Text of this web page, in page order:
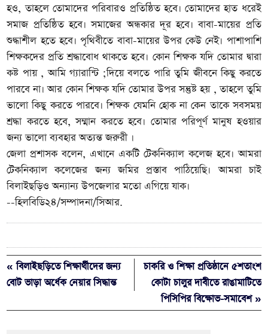
হও, তাহলে তোমাদের পরিবারও প্রতিষ্ঠিত হবে। তোমাদের হাত ধরেই
সমাজ প্রতিষ্ঠিত হবে। সমাজের অন্ধকার দূর হবে। বাবা-মায়ের প্রতি
শুদ্ধাশীল হতে হবে। পৃথিবীতে বাবা-মায়ের উপর কেউ নেই। পাশাপাশি
শিক্ষকদের প্রতি শ্রদ্ধাবোধ থাকতে হবে। কোন শিক্ষক যদি তোমার দ্বারা
কষ্ট পায় , আমি গ্যারান্টি ;দিয়ে বলতে পারি তুমি জীবনে কিছু করতে
পারবে না। আর কোন শিক্ষক যদি তোমার উপর সন্তুষ্ট হয় , তাহলে তুমি
ভালো কিছু করতে পারবে। শিক্ষক যেমনি হোক না কেন তাকে সবসময়
শ্রদ্ধা করতে হবে, সম্মান করতে হবে। তোমার পরিপূর্ণ মানুষ হওয়ার
জন্য ভালো ব্যবহার অত্যন্ত জরুরী ।
জেলা প্রশাসক বলেন, এখানে একটি টেকনিক্যাল কলেজ হবে। আমরা
টেকনিক্যাল কলেজের জন্য জমির প্রস্তাব পাঠিয়েছি। আমরা চাই
বিলাইছড়িও অন্যান্য উপজেলার মতো এগিয়ে যাক।
--হিলবিডি২৪/সম্পাদনা/সিআর.
« বিলাইছড়িতে শিক্ষার্থীদের জন্য
বোট ভাড়া অর্ধেক নেয়ার সিদ্ধান্ত
চাকরি ও শিক্ষা প্রতিষ্ঠানে ৫শতাংশ
কোটা চালুর দাবীতে রাঙামাটিতে
পিসিপির বিক্ষোভ-সমাবেশ »